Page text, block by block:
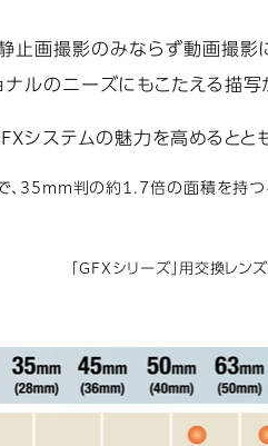
止画撮影のみならず動画撮影
ルのニーズにもこたえる描写
システムの魅力を高めると
35mm判の約1.7倍の面積を持つ
「GFXシリーズ」用交換レン